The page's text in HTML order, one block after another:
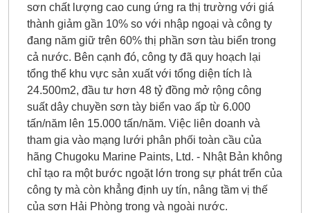
sơn chất lượng cao cung ứng ra thị trường với giá
thành giảm gần 10% so với nhập ngoại và công ty
đang năm giữ trên 60% thị phần sơn tàu biển trong
cả nước. Bên cạnh đó, công ty đã quy hoạch lại
tổng thể khu vực sản xuất với tổng diện tích là
24.500m2, đầu tư hơn 48 tỷ đồng mở rộng công
suất dây chuyền sơn tày biển vao ấp từ 6.000
tấn/năm lên 15.000 tấn/năm. Việc liên doanh và
tham gia vào mạng lưới phân phối toàn cầu của
hãng Chugoku Marine Paints, Ltd. - Nhật Bản không
chỉ tạo ra một bước ngoặt lớn trong sự phát trển của
công ty mà còn khẳng định uy tín, nâng tầm vị thế
của sơn Hải Phòng trong và ngoài nước.